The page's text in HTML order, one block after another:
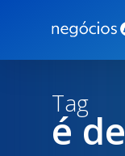
Tag
é